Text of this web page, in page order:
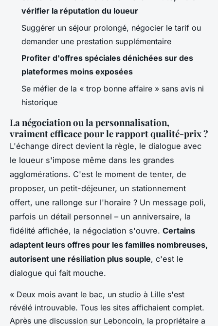
vérifier la réputation du loueur
Suggérer un séjour prolongé, négocier le tarif ou
demander une prestation supplémentaire
Profiter d'offres spéciales dénichées sur des
plateformes moins exposées
Se méfier de la « trop bonne affaire » sans avis ni
historique
La négociation ou la personnalisation,
vraiment efficace pour le rapport qualité-prix ?
L'échange direct devient la règle, le dialogue avec
le loueur s'impose même dans les grandes
agglomérations. C'est le moment de tenter, de
proposer, un petit-déjeuner, un stationnement
offert, une rallonge sur l'horaire ? Un message poli,
parfois un détail personnel – un anniversaire, la
fidélité affichée, la négociation s'ouvre. Certains
adaptent leurs offres pour les familles nombreuses,
autorisent une résiliation plus souple, c'est le
dialogue qui fait mouche.
« Deux mois avant le bac, un studio à Lille s'est
révélé introuvable. Tous les sites affichaient complet.
Après une discussion sur Leboncoin, la propriétaire a